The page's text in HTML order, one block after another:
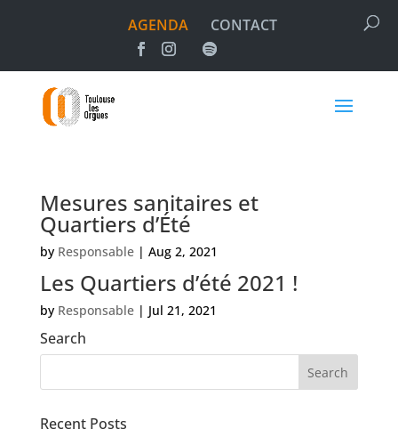
AGENDA CONTACT
Mesures sanitaires et
Quartiers d’Été
by Responsable| Aug 2, 2021
Les Quartiers d’été 2021 !
by Responsable| Jul 21, 2021
Search
Recent Posts